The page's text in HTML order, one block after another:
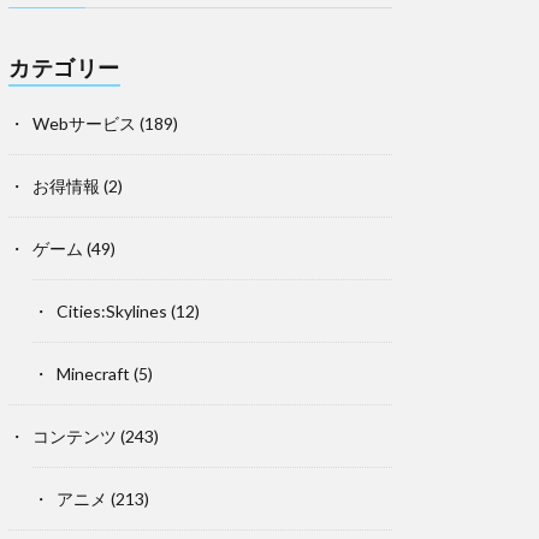
カテゴリー
Webサービス (189)
お得情報 (2)
ゲーム (49)
Cities:Skylines (12)
Minecraft (5)
コンテンツ (243)
アニメ (213)